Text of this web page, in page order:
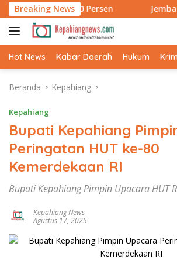
Langsung
ke
konten
Breaking News
100 Persen Jembatan Armco
Hot News Kabar Daerah Hukum
Beranda Kepahiang
Kepahiang
Bupati Kepahiang
Peringatan HUT ke-80
Kemerdekaan RI
Bupati Kepahiang Pimpin Upacara HUT
Kepahiang News
Agustus 17, 2025